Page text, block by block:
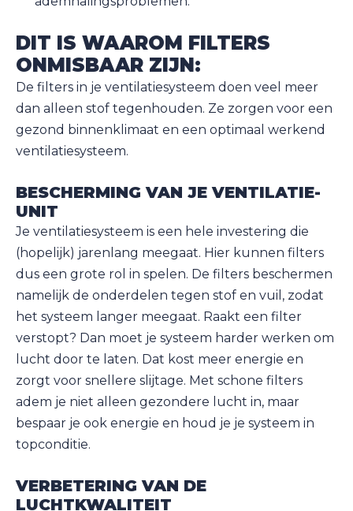
DIT IS WAAROM FILTERS
ONMISBAAR ZIJN:
De filters in je ventilatiesysteem doen veel meer
dan alleen stof tegenhouden. Ze zorgen voor een
gezond binnenklimaat en een optimaal werkend
ventilatiesysteem.
BESCHERMING VAN JE VENTILATIE-
UNIT
Je ventilatiesysteem is een hele investering die
(hopelijk) jarenlang meegaat. Hier kunnen filters
dus een grote rol in spelen. De filters beschermen
namelijk de onderdelen tegen stof en vuil, zodat
het systeem langer meegaat. Raakt een filter
verstopt? Dan moet je systeem harder werken om
lucht door te laten. Dat kost meer energie en
zorgt voor snellere slijtage. Met schone filters
adem je niet alleen gezondere lucht in, maar
bespaar je ook energie en houd je je systeem in
topconditie.
VERBETERING VAN DE
LUCHTKWALITEIT